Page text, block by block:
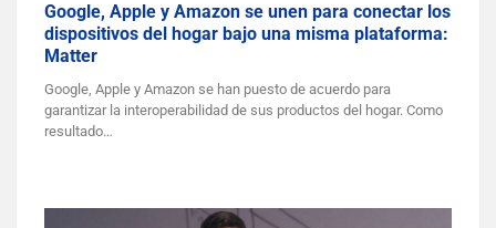
Google, Apple y Amazon se unen para conectar los
dispositivos del hogar bajo una misma plataforma:
Matter
Google, Apple y Amazon se han puesto de acuerdo para
garantizar la interoperabilidad de sus productos del hogar. Como
resultado…